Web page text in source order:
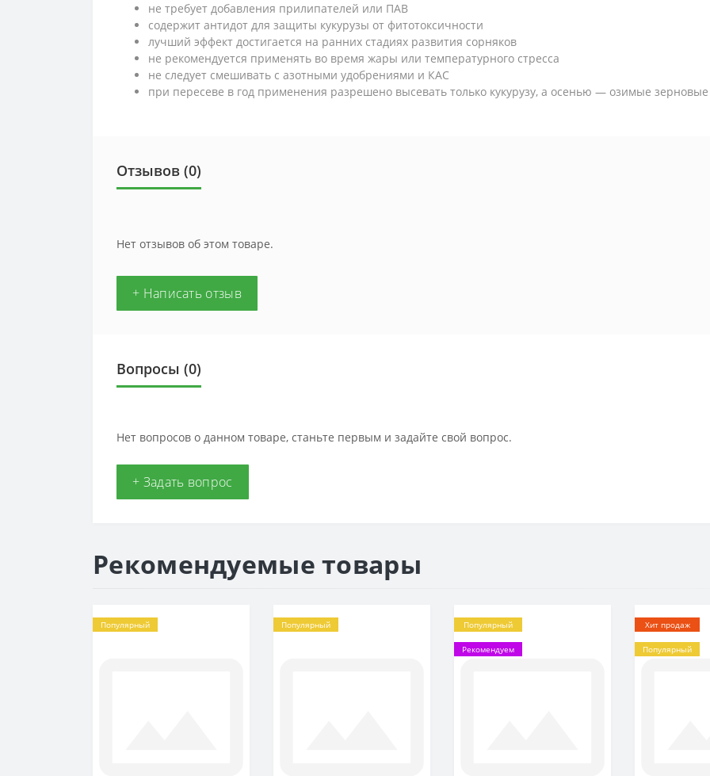
не требует добавления прилипателей или ПАВ
содержит антидот для защиты кукурузы от фитотоксичности
лучший эффект достигается на ранних стадиях развития сорняков
не рекомендуется применять во время жары или температурного стресса
не следует смешивать с азотными удобрениями и КАС
при пересеве в год применения разрешено высевать только кукурузу, а осенью — озимые зерновые
Отзывов (0)
Нет отзывов об этом товаре.
+ Написать отзыв
Вопросы (0)
Нет вопросов о данном товаре, станьте первым и задайте свой вопрос.
+ Задать вопрос
Рекомендуемые товары
Популярный Популярный Популярный
Рекомендуем
Хит продаж
Популярный